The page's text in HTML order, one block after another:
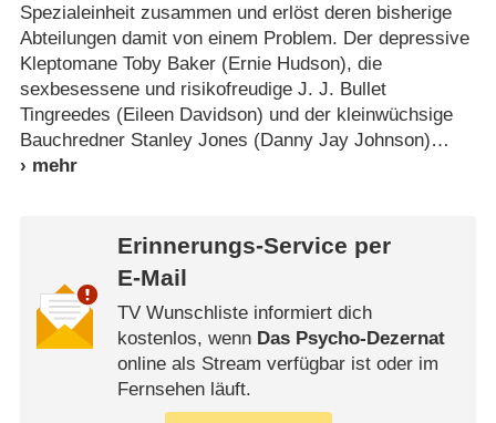
Spezialeinheit zusammen und erlöst deren bisherige
Abteilungen damit von einem Problem. Der depressive
Kleptomane Toby Baker (Ernie Hudson), die
sexbesessene und risikofreudige J. J. Bullet
Tingreedes (Eileen Davidson) und der kleinwüchsige
Bauchredner Stanley Jones (Danny Jay Johnson)
Erinnerungs-Service per
E-Mail
TV Wunschliste informiert dich
kostenlos, wenn Das Psycho-Dezernat
online als Stream verfügbar ist oder im
Fernsehen läuft.